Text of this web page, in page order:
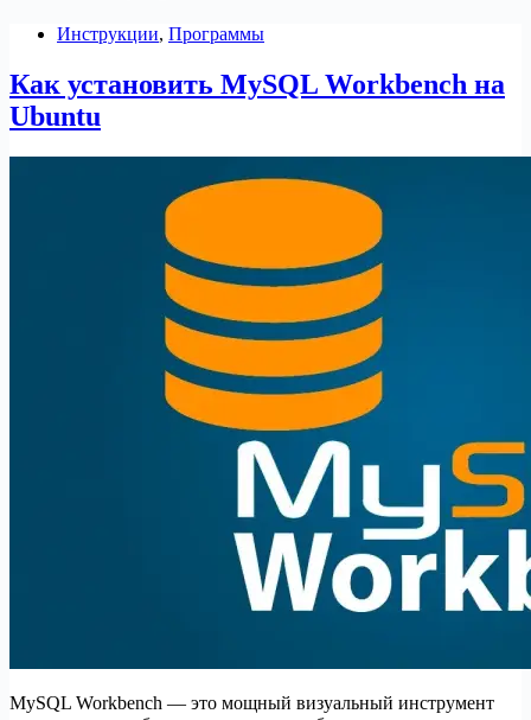
Инструкции, Программы
Как установить MySQL Workbench на
Ubuntu
MySQL Workbench — это мощный визуальный инструмент